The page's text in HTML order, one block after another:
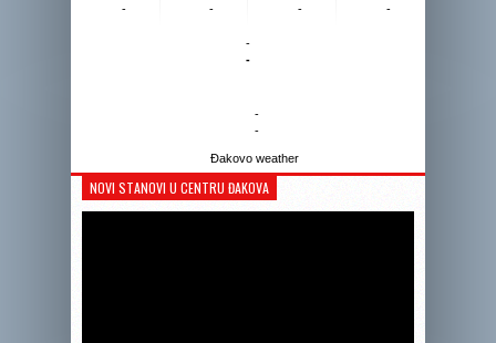
-
-
-
-
-
-
-
-
Đakovo weather
NOVI STANOVI U CENTRU ĐAKOVA